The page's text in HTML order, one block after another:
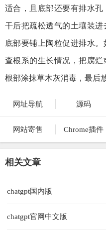
适合，且底部还要有排水
干后把疏松透气的土壤装
底部要铺上陶粒促进排水
查根系的生长情况，把腐
根部涂抹草木灰消毒，最后
网址导航 源码
网站寄售 Chrome插件
相关文章
chatgpt国内版
chatgpt官网中文版